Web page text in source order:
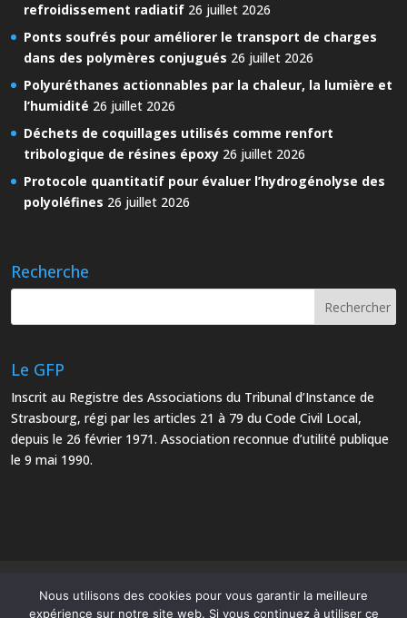
refroidissement radiatif 26 juillet 2026
Ponts soufrés pour améliorer le transport de charges
dans des polymères conjugués 26 juillet 2026
Polyuréthanes actionnables par la chaleur, la lumière et
l’humidité 26 juillet 2026
Déchets de coquillages utilisés comme renfort
tribologique de résines époxy 26 juillet 2026
Protocole quantitatif pour évaluer l’hydrogénolyse des
polyoléfines 26 juillet 2026
Recherche
Le GFP
Inscrit au Registre des Associations du Tribunal d’Instance de
Strasbourg, régi par les articles 21 à 79 du Code Civil Local,
depuis le 26 février 1971. Association reconnue d’utilité publique
le 9 mai 1990.
Nous utilisons des cookies pour vous garantir la meilleure
expérience sur notre site web. Si vous continuez à utiliser ce